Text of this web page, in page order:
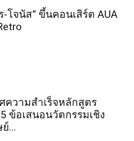
โจนัส” ขึ้นคอนเสิร์ต AUA
ความสำเร็จหลักสูตร
ข้อเสนอนวัตกรรมเชิง
...